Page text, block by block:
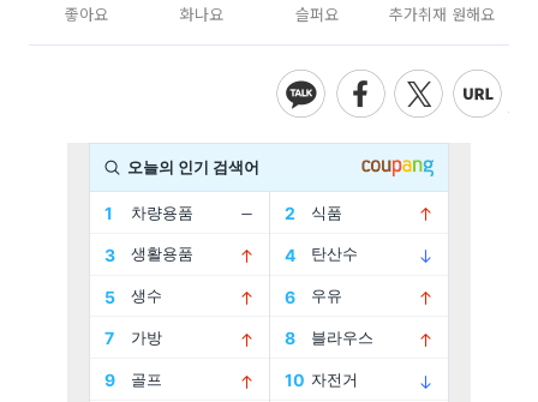
좋아요 화나요 슬퍼요 추가취재 원해요